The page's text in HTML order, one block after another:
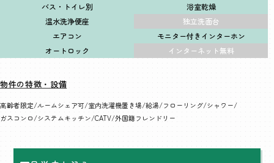
バス・トイレ別
浴室乾燥
温水洗浄便座
独立洗面台
エアコン
モニター付きインターホン
オートロック
インターネット無料
物件の特徴・設備
高齢者限定 ルームシェア可 室内洗濯機置き場 給湯 フローリング シャワー
ガスコンロ システムキッチン CATV 外国籍フレンドリー